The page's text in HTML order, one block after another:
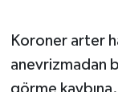
Koroner arter
anevrizmadan
Turizm